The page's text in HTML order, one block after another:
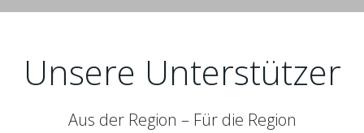
Unsere Unterstützer
Aus der Region – Für die Region